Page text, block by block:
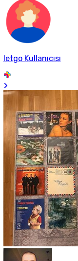
letgo Kullanıcısı